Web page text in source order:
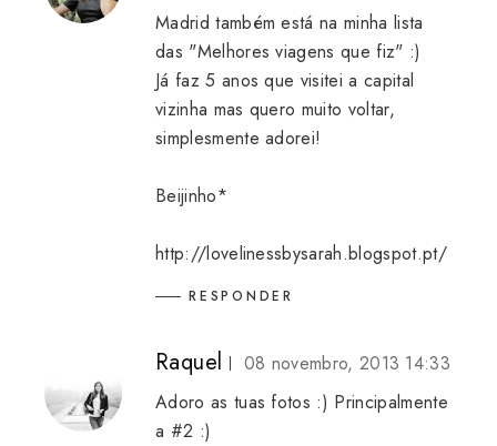
Madrid também está na minha lista
das "Melhores viagens que fiz" :)
Já faz 5 anos que visitei a capital
vizinha mas quero muito voltar,
simplesmente adorei!
Beijinho*
http://lovelinessbysarah.blogspot.pt/
RESPONDER
Raquel
08 novembro, 2013 14:33
Adoro as tuas fotos :) Principalmente
a #2 :)